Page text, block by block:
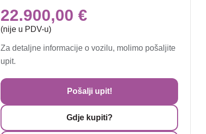
22.900,00 €
(nije u PDV-u)
Za detaljne informacije o vozilu, molimo pošaljite
upit.
Pošalji upit!
Gdje kupiti?